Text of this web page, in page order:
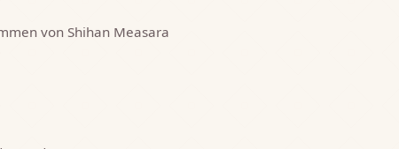
von Shihan Measara